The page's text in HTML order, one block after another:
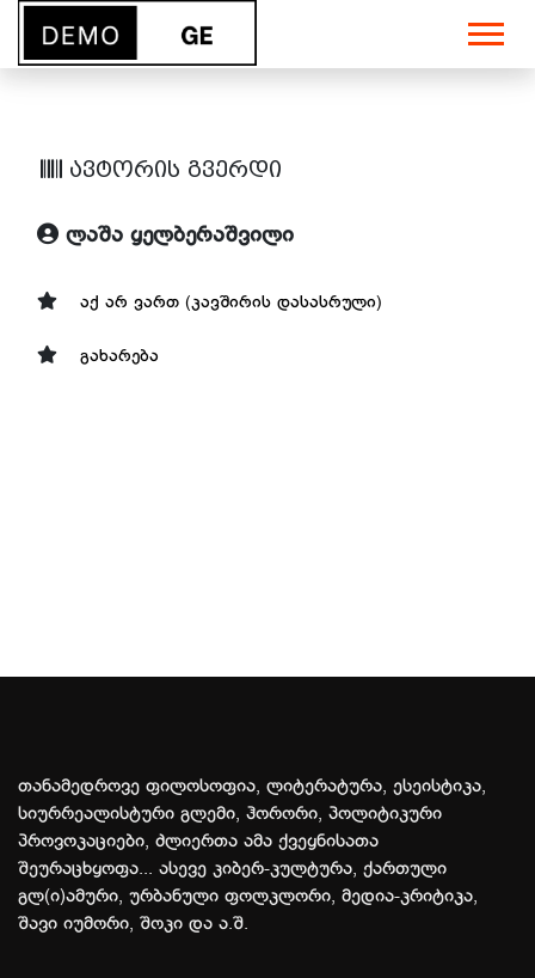
ავტორის გვერდი
ლაშა ყელბერაშვილი
აქ არ ვართ (კავშირის დასასრული)
გახარება
თანამედროვე ფილოსოფია, ლიტერატურა, ესეისტიკა,
სიურრეალისტური გლემი, ჰორორი, პოლიტიკური
პროვოკაციები, ძლიერთა ამა ქვეყნისათა
შეურაცხყოფა... ასევე კიბერ-კულტურა, ქართული
გლ(ი)ამური, ურბანული ფოლკლორი, მედია-კრიტიკა,
შავი იუმორი, შოკი და ა.შ.